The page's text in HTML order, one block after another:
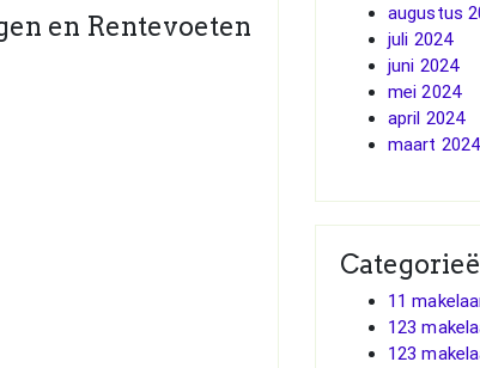
en Rentevoeten
augustus
juli 2024
juni 2024
mei 2024
april 2024
maart 2024
11
123
123